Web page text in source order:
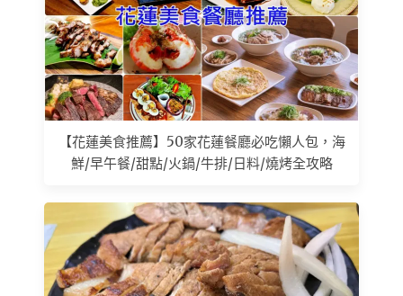
【花蓮美食推薦】50家花蓮餐廳必吃懶人包，海
鮮/早午餐/甜點/火鍋/牛排/日料/燒烤全攻略